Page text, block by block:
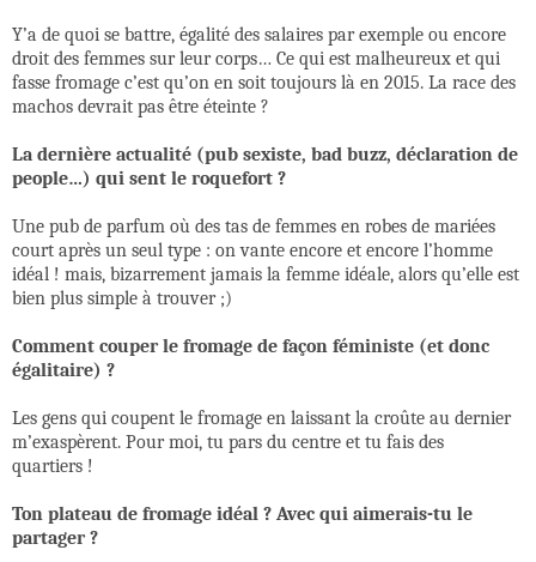
Y’a de quoi se battre, égalité des salaires par exemple ou encore
droit des femmes sur leur corps… Ce qui est malheureux et qui
fasse fromage c’est qu’on en soit toujours là en 2015. La race des
machos devrait pas être éteinte ?
La dernière actualité (pub sexiste, bad buzz, déclaration de
people…) qui sent le roquefort ?
Une pub de parfum où des tas de femmes en robes de mariées
court après un seul type : on vante encore et encore l’homme
idéal ! mais, bizarrement jamais la femme idéale, alors qu’elle est
bien plus simple à trouver ;)
Comment couper le fromage de façon féministe (et donc
égalitaire) ?
Les gens qui coupent le fromage en laissant la croûte au dernier
m’exaspèrent. Pour moi, tu pars du centre et tu fais des
quartiers !
Ton plateau de fromage idéal ? Avec qui aimerais-tu le
partager ?